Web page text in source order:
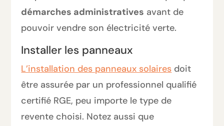
démarches administratives avant de
pouvoir vendre son électricité verte.
Installer les panneaux
L’installation des panneaux solaires doit
être assurée par un professionnel qualifié
certifié RGE, peu importe le type de
revente choisi. Notez aussi que